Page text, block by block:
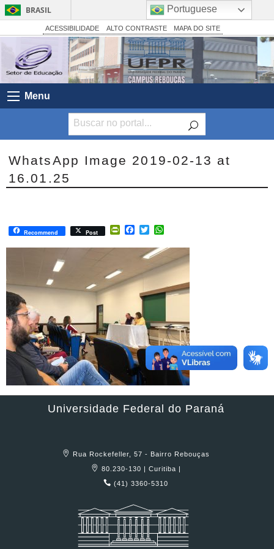
BRASIL
Simplifique!
Comunica BR
Participe
Acesso à informação
Canais
ACESSIBILIDADE ALTO CONTRASTE MAPA DO SITE
Menu
WhatsApp Image 2019-02-13 at
16.01.25
Recommend Post PrintFriendly
Facebook
Twitter
Universidade Federal do Paraná
Rua Rockefeller, 57 - Bairro Rebouças
80.230-130 | Curitiba |
(41) 3360-5310
Portuguese